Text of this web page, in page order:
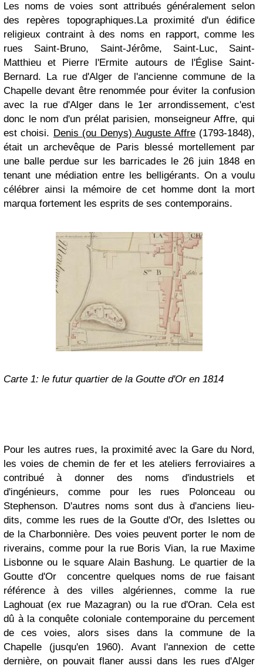
Les noms de voies sont attribués généralement selon
des repères topographiques.La proximité d'un édifice
religieux contraint à des noms en rapport, comme les
rues Saint-Bruno, Saint-Jérôme, Saint-Luc, Saint-
Matthieu et Pierre l'Ermite autours de l'Église Saint-
Bernard. La rue d'Alger de l'ancienne commune de la
Chapelle devant être renommée pour éviter la confusion
avec la rue d'Alger dans le 1er arrondissement, c'est
donc le nom d'un prélat parisien, monseigneur Affre, qui
est choisi. Denis (ou Denys) Auguste Affre(1793-1848),
était un archevêque de Paris blessé mortellement par
une balle perdue sur les barricades le 26 juin 1848 en
tenant une médiation entre les belligérants. On a voulu
célébrer ainsi la mémoire de cet homme dont la mort
marqua fortement les esprits de ses contemporains.
Carte 1: le futur quartier de la Goutte d'Or en 1814
Pour les autres rues, la proximité avec la Gare du Nord,
les voies de chemin de fer et les ateliers ferroviaires a
contribué à donner des noms d'industriels et
d'ingénieurs, comme pour les rues Polonceau ou
Stephenson. D'autres noms sont dus à d'anciens lieu-
dits, comme les rues de la Goutte d'Or, des Islettes ou
de la Charbonnière. Des voies peuvent porter le nom de
riverains, comme pour la rue Boris Vian, la rue Maxime
Lisbonne ou le square Alain Bashung. Le quartier de la
Goutte d'Or concentre quelques noms de rue faisant
référence à des villes algériennes, comme la rue
Laghouat (ex rue Mazagran) ou la rue d'Oran. Cela est
dû à la conquête coloniale contemporaine du percement
de ces voies, alors sises dans la commune de la
Chapelle (jusqu'en 1960). Avant l'annexion de cette
dernière, on pouvait flaner aussi dans les rues d'Alger